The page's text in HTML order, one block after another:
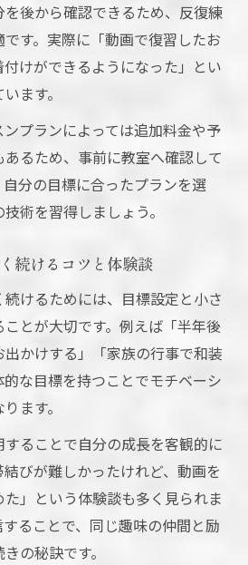
後から確認できるため、反復練
す。実際に「動画で復習したお
けができるようになった」とい
ます。
プランによっては追加料金や予
るため、事前に教室へ確認して
分の目標に合ったプランを選
術を習得しましょう。
続けるコツと体験談
けるためには、目標設定と小さ
とが大切です。例えば「半年後
かけする」「家族の行事で和装
な目標を持つことでモチベーシ
ます。
ることで自分の成長を客観的に
びが難しかったけれど、動画を
」という体験談も多く見られま
ることで、同じ趣味の仲間と励
の秘訣です。